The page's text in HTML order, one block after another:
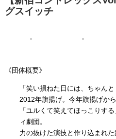
グスイッチ
《団体概要》
「笑い損ねた日には、ちゃん
2012年旗揚げ。今年旗揚げか
「ユルくて笑えてほっこりす
ィ劇団。
力の抜けた演技と作り込まれ